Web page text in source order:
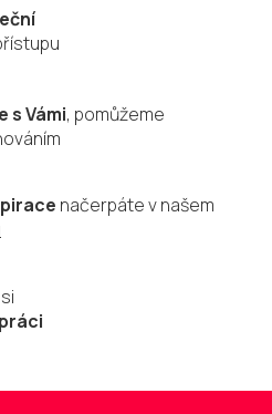
s Vámi, pomůžeme
načerpáte v našem